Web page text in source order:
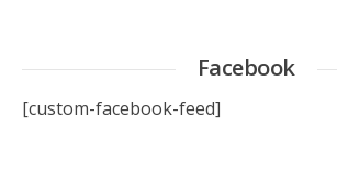
Facebook
[custom-facebook-feed]